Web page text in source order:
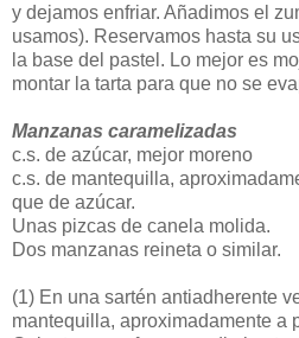
y dejamos enfriar. Añadimos el
usamos). Reservamos hasta su
la base del pastel. Lo mejor es
montar la tarta para que no se
Manzanas caramelizadas
c.s. de azúcar, mejor moreno
c.s. de mantequilla,
que de azúcar.
Unas pizcas de canela molida.
Dos manzanas reineta o similar.
(1) En una sartén antiadherente
mantequilla, aproximadamente a